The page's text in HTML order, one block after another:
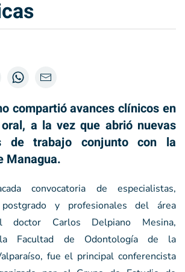
compartió avances clínicos en
a la vez que abrió nuevas
de trabajo conjunto con la
Managua.
convocatoria de especialistas,
y profesionales del área
doctor Carlos Delpiano Mesina,
Facultad de Odontología de la
fue el principal conferencista